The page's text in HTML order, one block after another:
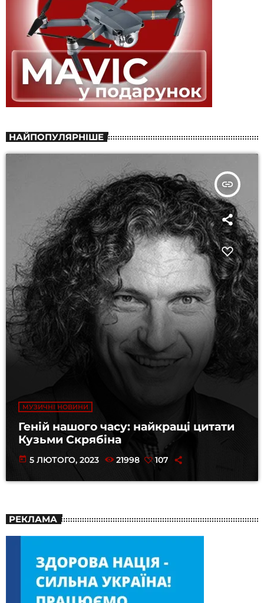
НАЙПОПУЛЯРНІШЕ
insert_link
МУЗИЧНІ НОВИНИ
Геній нашого часу: найкращі цитати
Кузьми Скрябіна
today 5 ЛЮТОГО, 2023 21998 107
РЕКЛАМА